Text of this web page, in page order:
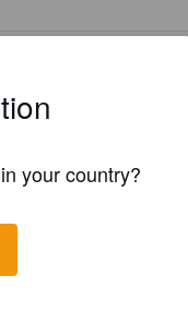
4
1
your country?